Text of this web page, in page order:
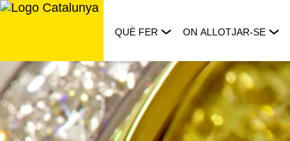
Saltar
QUÈ FER ON ALLOTJAR-SE